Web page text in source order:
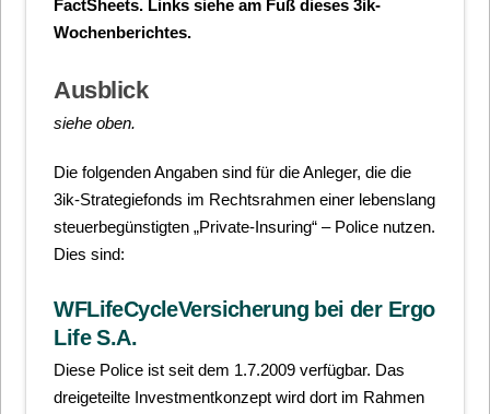
FactSheets. Links siehe am Fuß dieses 3ik-
Wochenberichtes.
Ausblick
siehe oben.
Die folgenden Angaben sind für die Anleger, die die
3ik-Strategiefonds im Rechtsrahmen einer lebenslang
steuerbegünstigten „Private-Insuring“ – Police nutzen.
Dies sind:
WFLifeCycleVersicherung bei der Ergo
Life S.A.
Diese Police ist seit dem 1.7.2009 verfügbar. Das
dreigeteilte Investmentkonzept wird dort im Rahmen